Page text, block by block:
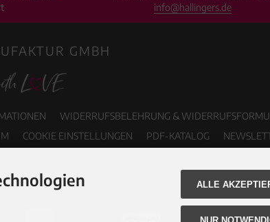
info@hallingers.de
GMBH
WIDERRUFSBELEHRUNG &
COOKIE EINSTELLUNGEN PDF-KATALOG
ALLE
NUR